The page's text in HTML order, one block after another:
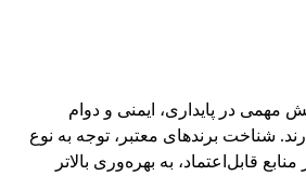
در پایداری، ایمنی و دوام
شناخت برندهای معتبر، توجه به نوع
قابل‌اعتماد، به بهره‌وری بالاتر